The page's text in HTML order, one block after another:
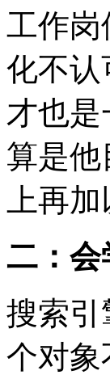
工作岗
化不认
才也
算是
上再
二：会
搜索引
个对象